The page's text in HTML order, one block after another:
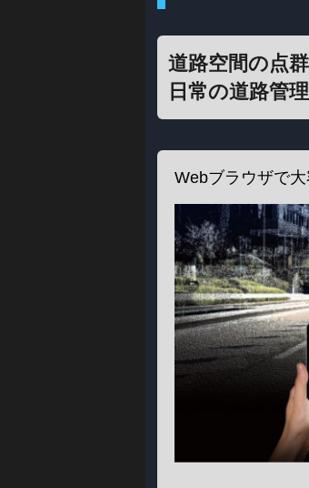
道路空間の点
日常の道路管
Webブラウザで